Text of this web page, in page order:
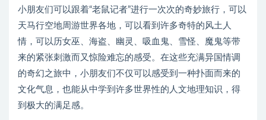
小朋友们可以跟着“老鼠记者”进行一次次的奇妙旅行，可以
天马行空地周游世界各地，可以看到许多奇特的风土人
情，可以历女巫、海盗、幽灵、吸血鬼、雪怪、魔鬼等带
来的紧张刺激而又惊险难忘的感受。在这些充满异国情调
的奇幻之旅中，小朋友们不仅可以感受到一种扑面而来的
文化气息，也能从中学到许多世界性的人文地理知识，得
到极大的满足感。